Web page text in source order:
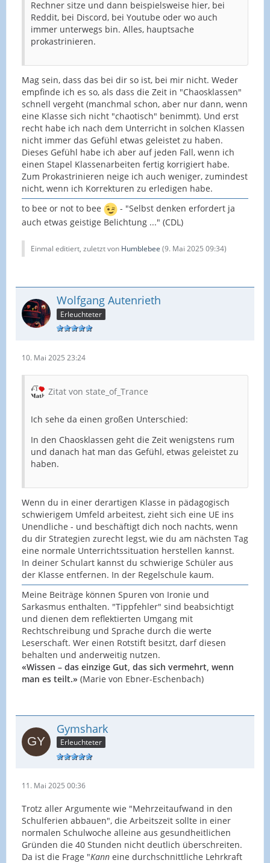
Rechner sitze und dann beispielsweise hier, bei
Reddit, bei Discord, bei Youtube oder wo auch
immer unterwegs bin. Alles, hauptsache
prokastrinieren.
Mag sein, dass das bei dir so ist, bei mir nicht. Weder
empfinde ich es so, als dass die Zeit in "Chaosklassen"
schnell vergeht (manchmal schon, aber nur dann, wenn
eine Klasse sich nicht "chaotisch" benimmt). Und erst
recht habe ich nach dem Unterricht in solchen Klassen
nicht immer das Gefühl etwas geleistet zu haben.
Dieses Gefühl habe ich aber auf jeden Fall, wenn ich
einen Stapel Klassenarbeiten fertig korrigiert habe.
Zum Prokastrinieren neige ich auch weniger, zumindest
nicht, wenn ich Korrekturen zu erledigen habe.
to bee or not to bee
- "Selbst denken erfordert ja
auch etwas geistige Belichtung ..." (CDL)
Einmal editiert, zuletzt von Humblebee (9. Mai 2025 09:34)
Wolfgang Autenrieth
Erleuchteter
10. Mai 2025 23:24
Zitat von state_of_Trance
Ich sehe da einen großen Unterschied:
In den Chaosklassen geht die Zeit wenigstens rum
und danach hat man das Gefühl, etwas geleistet zu
haben.
Wenn du in einer derartigen Klasse in pädagogisch
schwierigem Umfeld arbeitest, zieht sich eine UE ins
Unendliche - und beschäftigt dich noch nachts, wenn
du dir Strategien zurecht legst, wie du am nächsten Tag
eine normale Unterrichtssituation herstellen kannst.
In deiner Schulart kannst du schwierige Schüler aus
der Klasse entfernen. In der Regelschule kaum.
Meine Beiträge können Spuren von Ironie und
Sarkasmus enthalten. "Tippfehler" sind beabsichtigt
und dienen dem reflektierten Umgang mit
Rechtschreibung und Sprache durch die werte
Leserschaft. Wer einen Rotstift besitzt, darf diesen
behalten und anderweitig nutzen.
«Wissen – das einzige Gut, das sich vermehrt, wenn
man es teilt.» (Marie von Ebner-Eschenbach)
Gymshark
Erleuchteter
11. Mai 2025 00:36
Trotz aller Argumente wie "Mehrzeitaufwand in den
Schulferien abbauen", die Arbeitszeit sollte in einer
normalen Schulwoche alleine aus gesundheitlichen
Gründen die 40 Stunden nicht deutlich überschreiten.
Da ist die Frage "Kann eine durchschnittliche Lehrkraft